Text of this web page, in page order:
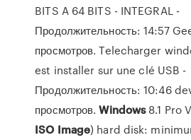
BITS A 64 BITS - INTEGRAL -
Продолжительность: 14:57
просмотров. Telecharger
est installer sur une clé USB -
Продолжительность: 10:46
просмотров.Windows8.1 Pro
ISO Image) hard disk: